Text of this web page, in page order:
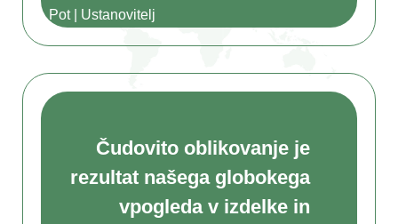
- Pot | Ustanovitelj
Čudovito oblikovanje je
rezultat našega globokega
vpogleda v izdelke in